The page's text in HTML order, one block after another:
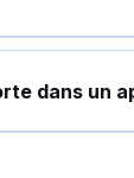
dans un